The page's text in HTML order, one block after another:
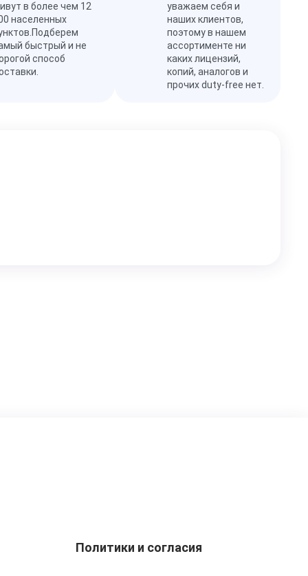
в более чем 12
населенных
быстрый и не
способ
уважаем себя и
наших клиентов,
поэтому в нашем
ассортименте ни
каких лицензий,
копий, аналогов и
прочих duty-free нет.
Политики и согласия